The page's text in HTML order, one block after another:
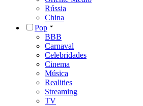
Rússia
China
Pop
BBB
Carnaval
Celebridades
Cinema
Música
Realities
Streaming
TV